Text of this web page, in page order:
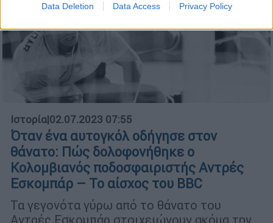
Data Deletion Data Access Privacy Policy
Ιστορία|02.07.2023 07:55
Όταν ένα αυτογκόλ οδήγησε στον
θάνατο: Πώς δολοφονήθηκε ο
Κολομβιανός ποδοσφαιριστής Αντρές
Εσκομπάρ – Το αίσχος του BBC
Τα γεγονότα γύρω από το θάνατο του
Αντρές Εσκομπάρ στοιχειώνουν ακόμα την